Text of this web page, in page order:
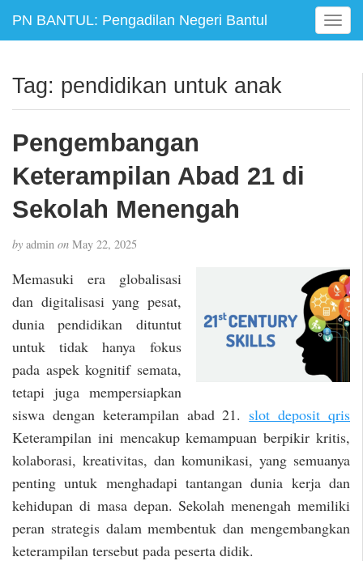
PN BANTUL: Pengadilan Negeri Bantul
T
o
e
o
n
Tag: pendidikan untuk anak
Pengembangan
Keterampilan Abad 21 di
Sekolah Menengah
by admin on May 22, 2025
Memasuki era globalisasi
dan digitalisasi yang pesat,
dunia pendidikan dituntut
untuk tidak hanya fokus
pada aspek kognitif semata,
tetapi juga mempersiapkan
siswa dengan keterampilan abad 21. slot deposit qris
Keterampilan ini mencakup kemampuan berpikir kritis,
kolaborasi, kreativitas, dan komunikasi, yang semuanya
penting untuk menghadapi tantangan dunia kerja dan
kehidupan di masa depan. Sekolah menengah memiliki
peran strategis dalam membentuk dan mengembangkan
keterampilan tersebut pada peserta didik.